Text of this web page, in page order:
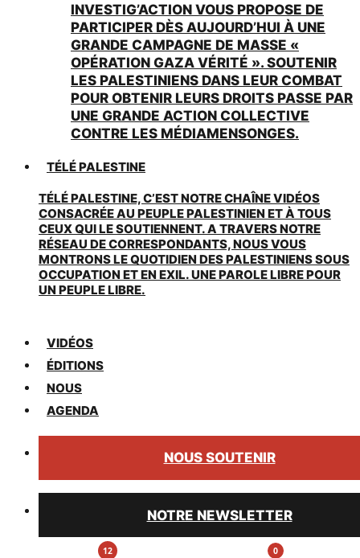
INVESTIG’ACTION VOUS PROPOSE DE
PARTICIPER DÈS AUJOURD’HUI À UNE
GRANDE CAMPAGNE DE MASSE «
OPÉRATION GAZA VÉRITÉ ». SOUTENIR
LES PALESTINIENS DANS LEUR COMBAT
POUR OBTENIR LEURS DROITS PASSE PAR
UNE GRANDE ACTION COLLECTIVE
CONTRE LES MÉDIAMENSONGES.
TÉLÉ PALESTINE
TÉLÉ PALESTINE, C’EST NOTRE CHAÎNE VIDÉOS
CONSACRÉE AU PEUPLE PALESTINIEN ET À TOUS
CEUX QUI LE SOUTIENNENT. A TRAVERS NOTRE
RÉSEAU DE CORRESPONDANTS, NOUS VOUS
MONTRONS LE QUOTIDIEN DES PALESTINIENS SOUS
OCCUPATION ET EN EXIL. UNE PAROLE LIBRE POUR
UN PEUPLE LIBRE.
VIDÉOS
ÉDITIONS
NOUS
AGENDA
NOUS SOUTENIR
NOTRE NEWSLETTER
0